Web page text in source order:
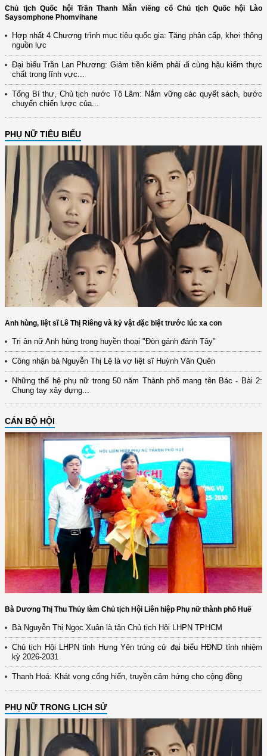
Chủ tịch Quốc hội Trần Thanh Mẫn viếng cố Chủ tịch Quốc hội Lào
Saysomphone Phomvihane
Hợp nhất 4 Chương trình mục tiêu quốc gia: Tăng phân cấp, khơi thông
nguồn lực
Đại biểu Trần Lan Phương: Giảm tiền kiểm phải đi cùng hậu kiểm thực
chất trong lĩnh vực...
Tổng Bí thư, Chủ tịch nước Tô Lâm: Nắm vững các quyết sách, bước
chuyển chiến lược của...
PHỤ NỮ TIÊU BIỂU
Anh hùng, liệt sĩ Lê Thị Riêng và kỷ vật đặc biệt trước lúc xa con
Tri ân nữ Anh hùng trong huyền thoại "Đòn gánh đánh Tây"
Công nhận bà Nguyễn Thị Lệ là vợ liệt sĩ Huỳnh Văn Quên
Những thế hệ phụ nữ trong 50 năm Thành phố mang tên Bác - Bài 2:
Chung tay xây dựng...
CÁN BỘ HỘI
Bà Dương Thị Thu Thủy làm Chủ tịch Hội Liên hiệp Phụ nữ thành phố Huế
Bà Nguyễn Thị Ngọc Xuân là tân Chủ tịch Hội LHPN TPHCM
Chủ tịch Hội LHPN tỉnh Hưng Yên trúng cử đại biểu HĐND tỉnh nhiệm
kỳ 2026-2031
Thanh Hoá: Khát vọng cống hiến, truyền cảm hứng cho cộng đồng
PHỤ NỮ TRONG LỊCH SỬ